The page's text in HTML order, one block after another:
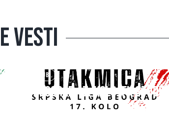
vesti
KLUB
LIGA – BEOGRAD 17. kolo: FK